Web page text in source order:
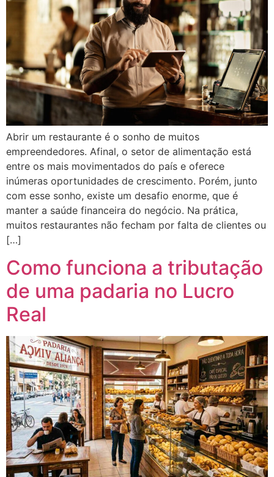
Abrir um restaurante é o sonho de muitos
empreendedores. Afinal, o setor de alimentação está
entre os mais movimentados do país e oferece
inúmeras oportunidades de crescimento. Porém, junto
com esse sonho, existe um desafio enorme, que é
manter a saúde financeira do negócio. Na prática,
muitos restaurantes não fecham por falta de clientes ou
[…]
Como funciona a tributação
de uma padaria no Lucro
Real